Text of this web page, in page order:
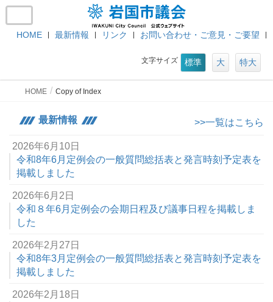
HOME 最新情報 リンク お問い合わせ・ご意見・ご要望
文字サイズ 標準 大 特大
HOME Copy of Index
最新情報 >>一覧はこちら
2026年6月10日
令和8年6月定例会の一般質問総括表と発言時刻予定表を
掲載しました
2026年6月2日
令和８年6月定例会の会期日程及び議事日程を掲載しま
した
2026年2月27日
令和8年3月定例会の一般質問総括表と発言時刻予定表を
掲載しました
2026年2月18日